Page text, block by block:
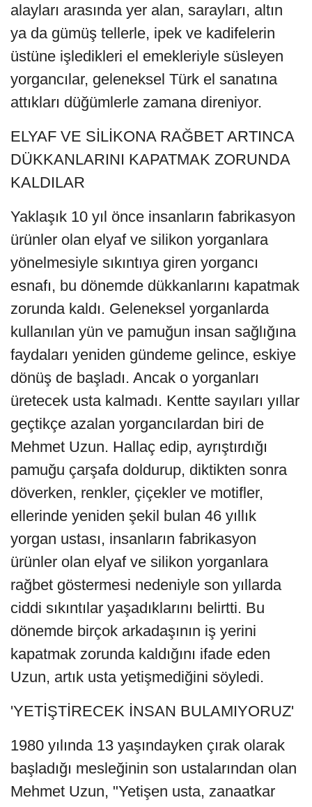
alayları arasında yer alan, sarayları, altın
ya da gümüş tellerle, ipek ve kadifelerin
üstüne işledikleri el emekleriyle süsleyen
yorgancılar, geleneksel Türk el sanatına
attıkları düğümlerle zamana direniyor.
ELYAF VE SİLİKONA RAĞBET ARTINCA
DÜKKANLARINI KAPATMAK ZORUNDA
KALDILAR
Yaklaşık 10 yıl önce insanların fabrikasyon
ürünler olan elyaf ve silikon yorganlara
yönelmesiyle sıkıntıya giren yorgancı
esnafı, bu dönemde dükkanlarını kapatmak
zorunda kaldı. Geleneksel yorganlarda
kullanılan yün ve pamuğun insan sağlığına
faydaları yeniden gündeme gelince, eskiye
dönüş de başladı. Ancak o yorganları
üretecek usta kalmadı. Kentte sayıları yıllar
geçtikçe azalan yorgancılardan biri de
Mehmet Uzun. Hallaç edip, ayrıştırdığı
pamuğu çarşafa doldurup, diktikten sonra
döverken, renkler, çiçekler ve motifler,
ellerinde yeniden şekil bulan 46 yıllık
yorgan ustası, insanların fabrikasyon
ürünler olan elyaf ve silikon yorganlara
rağbet göstermesi nedeniyle son yıllarda
ciddi sıkıntılar yaşadıklarını belirtti. Bu
dönemde birçok arkadaşının iş yerini
kapatmak zorunda kaldığını ifade eden
Uzun, artık usta yetişmediğini söyledi.
'YETİŞTİRECEK İNSAN BULAMIYORUZ'
1980 yılında 13 yaşındayken çırak olarak
başladığı mesleğinin son ustalarından olan
Mehmet Uzun, "Yetişen usta, zanaatkar